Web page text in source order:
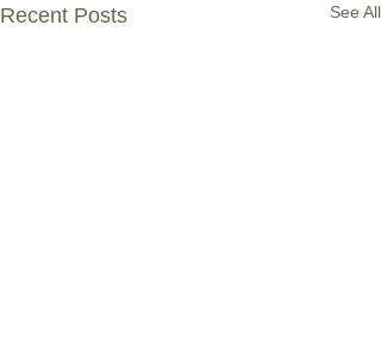
Recent Posts See All